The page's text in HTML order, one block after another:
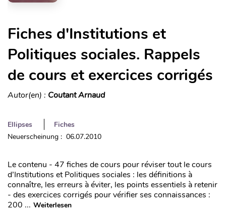
Fiches d'Institutions et
Politiques sociales. Rappels
de cours et exercices corrigés
Autor(en) : Coutant Arnaud
Ellipses
Fiches
Neuerscheinung : 06.07.2010
Le contenu - 47 fiches de cours pour réviser tout le cours
d’Institutions et Politiques sociales : les définitions à
connaître, les erreurs à éviter, les points essentiels à retenir
- des exercices corrigés pour vérifier ses connaissances :
200 ... Weiterlesen